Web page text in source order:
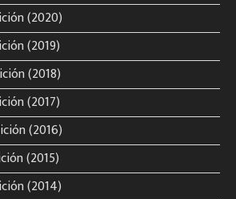
(2020)
(2019)
(2018)
(2017)
(2016)
(2015)
(2014)